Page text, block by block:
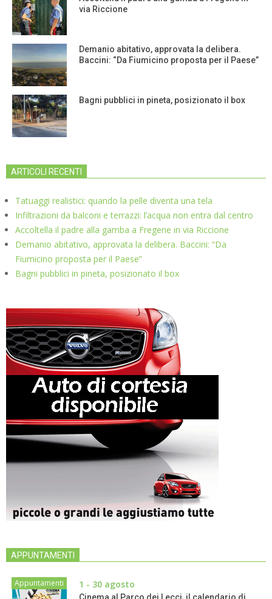
via Riccione
Demanio abitativo, approvata la delibera.
Baccini: “Da Fiumicino proposta per il Paese”
Bagni pubblici in pineta, posizionato il box
ARTICOLI RECENTI
Tatuaggi realistici: quando la pelle diventa una tela
Infiltrazioni da balconi e terrazzi: l’acqua non entra dal centro
Accoltella il padre alla gamba a Fregene in via Riccione
Demanio abitativo, approvata la delibera. Baccini: “Da
Fiumicino proposta per il Paese”
Bagni pubblici in pineta, posizionato il box
APPUNTAMENTI
Appuntamenti 1 - 30 agosto
Cinema al Parco dei Lecci, il calendario di